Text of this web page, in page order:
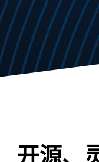
开源、